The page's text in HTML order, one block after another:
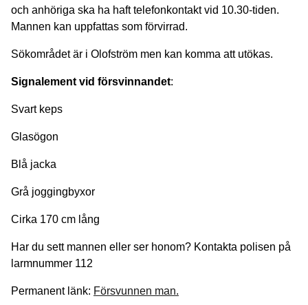
och anhöriga ska ha haft telefonkontakt vid 10.30-tiden.
Mannen kan uppfattas som förvirrad.
Sökområdet är i Olofström men kan komma att utökas.
Signalement vid försvinnandet:
Svart keps
Glasögon
Blå jacka
Grå joggingbyxor
Cirka 170 cm lång
Har du sett mannen eller ser honom? Kontakta polisen på
larmnummer 112
Permanent länk: Försvunnen man.